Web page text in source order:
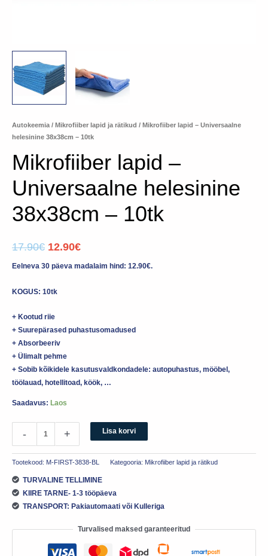
Autokeemia / Mikrofiiber lapid ja rätikud / Mikrofiiber lapid – Universaalne
helesinine 38x38cm – 10tk
Mikrofiiber lapid –
Universaalne helesinine
38x38cm – 10tk
17.90€ 12.90€
Eelneva 30 päeva madalaim hind: 12.90€.
KOGUS: 10tk
+ Kootud riie
+ Suurepärased puhastusomadused
+ Absorbeeriv
+ Ülimalt pehme
+ Sobib kõikidele kasutusvaldkondadele: autopuhastus, mööbel,
töölauad, hotellitoad, köök, …
Saadavus: Laos
- + Lisa korvi
Tootekood: M-FIRST-3838-BL Kategooria: Mikrofiiber lapid ja rätikud
TURVALINE TELLIMINE
KIIRE TARNE- 1-3 tööpäeva
TRANSPORT: Pakiautomaati või Kulleriga
Turvalised maksed garanteeritud